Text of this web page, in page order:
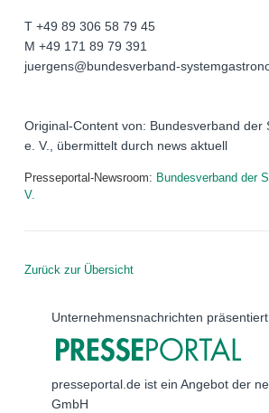
T +49 89 306 58 79 45
M +49 171 89 79 391
juergens@bundesverband-
Original-Content von: Bundesverband der
e. V., übermittelt durch news aktuell
Presseportal-Newsroom: Bundesverband der
V.
Zurück zur Übersicht
Unternehmensnachrichten
presseportal.de ist ein Angebot der
GmbH